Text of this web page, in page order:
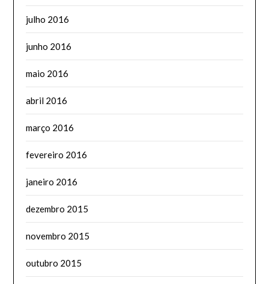
julho 2016
junho 2016
maio 2016
abril 2016
março 2016
fevereiro 2016
janeiro 2016
dezembro 2015
novembro 2015
outubro 2015